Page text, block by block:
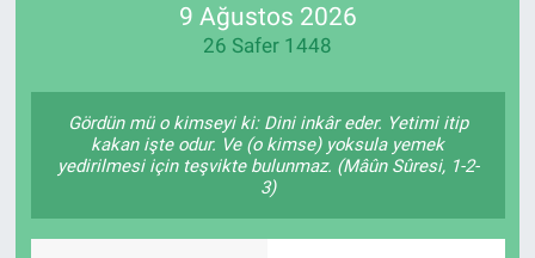
9 Ağustos 2026
26 Safer 1448
Gördün mü o kimseyi ki: Dini inkâr eder. Yetimi itip
kakan işte odur. Ve (o kimse) yoksula yemek
yedirilmesi için teşvikte bulunmaz. (Mâûn Sûresi, 1-2-
3)